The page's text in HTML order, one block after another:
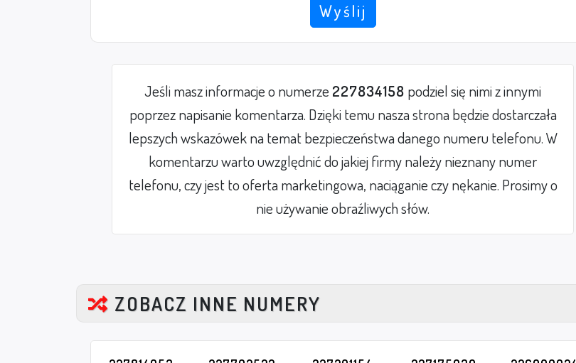
Wyślij
Jeśli masz informacje o numerze 227834158 podziel się nimi z innymi
poprzez napisanie komentarza. Dzięki temu nasza strona będzie dostarczała
lepszych wskazówek na temat bezpieczeństwa danego numeru telefonu. W
komentarzu warto uwzględnić do jakiej firmy należy nieznany numer
telefonu, czy jest to oferta marketingowa, naciąganie czy nękanie. Prosimy o
nie używanie obraźliwych słów.
ZOBACZ INNE NUMERY